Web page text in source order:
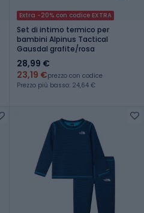
Extra -20% con codice EXTRA
Set di intimo termico per
bambini Alpinus Tactical
Gausdal grafite/rosa
28,99 €
23,19 €prezzo con codice
Prezzo più basso: 24,64 €